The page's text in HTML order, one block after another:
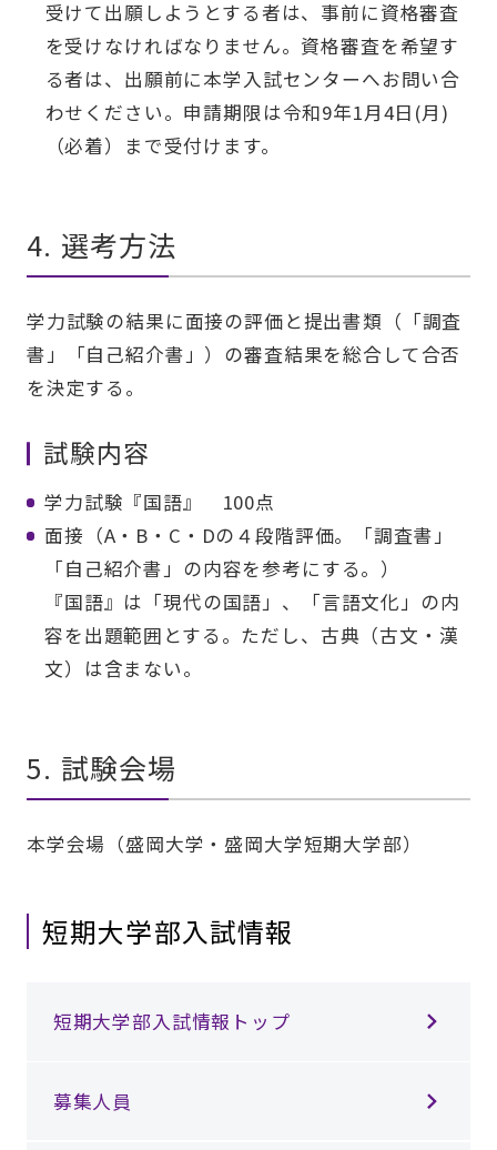
受けて出願しようとする者は、事前に資格審査
を受けなければなりません。資格審査を希望す
る者は、出願前に本学入試センターへお問い合
わせください。申請期限は令和9年1月4日(月)
（必着）まで受付けます。
4. 選考方法
学⼒試験の結果に⾯接の評価と提出書類（「調査
書」「自己紹介書」）の審査結果を総合して合否
を決定する。
試験内容
学力試験『国語』 100点
面接（A・B・C・Dの４段階評価。「調査書」
「自己紹介書」の内容を参考にする。）
『国語』は「現代の国語」、「言語文化」の内
容を出題範囲とする。ただし、古典（古文・漢
文）は含まない。
5. 試験会場
本学会場（盛岡大学・盛岡大学短期大学部）
短期大学部入試情報
短期大学部入試情報トップ
募集人員